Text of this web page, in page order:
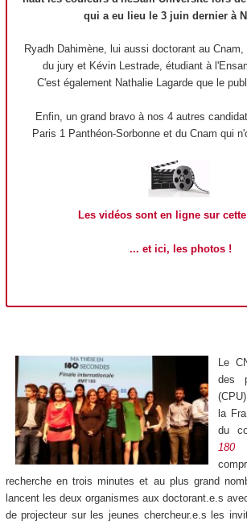
qui a eu lieu le 3 juin dernier à
Ryadh Dahimène, lui aussi doctorant au
du jury et Kévin Lestrade, étudiant à
C'est également Nathalie Lagarde que le
Enfin, un grand bravo à nos 4 autres
Paris 1 Panthéon-Sorbonne et du Cnam qui
Les vidéos sont en ligne sur
... et ici, les photos !
Le
des
la
du
180
recherche en trois minutes et au plus grand
lancent les deux organismes aux doctorant.e.s
de projecteur sur les jeunes chercheur.e.s les